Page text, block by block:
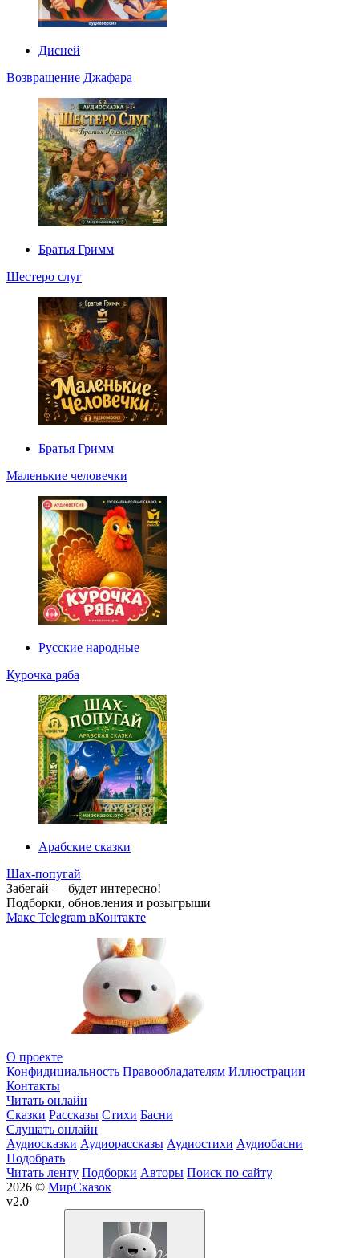
Дисней
Возвращение Джафара
Братья Гримм
Шестеро слуг
Братья Гримм
Маленькие человечки
Русские народные
Курочка ряба
Арабские сказки
Шах-попугай
Забегай — будет интересно!
Подборки, обновления и розыгрыши
Макс Telegram вКонтакте
О проекте
Конфидициальность Правообладателям Иллюстрации
Контакты
Читать онлайн
Сказки Рассказы Стихи Басни
Слушать онлайн
Аудиосказки Аудиорассказы Аудиостихи Аудиобасни
Подобрать
Читать ленту Подборки Авторы Поиск по сайту
2026 © МирСказок
v2.0